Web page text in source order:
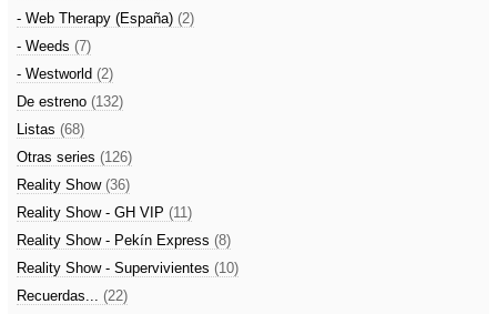
- Web Therapy (España) (2)
- Weeds (7)
- Westworld (2)
De estreno (132)
Listas (68)
Otras series (126)
Reality Show (36)
Reality Show - GH VIP (11)
Reality Show - Pekín Express (8)
Reality Show - Supervivientes (10)
Recuerdas... (22)